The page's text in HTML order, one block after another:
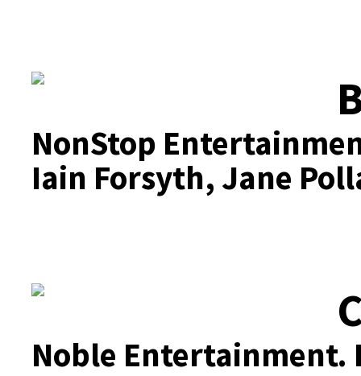
NonStop
Iain Forsyth, Jane
Noble Entertainment.